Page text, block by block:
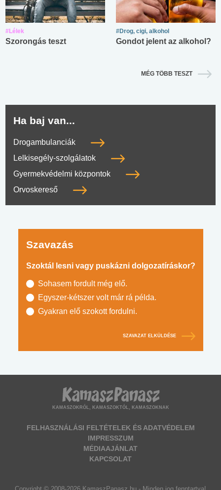
#Lélek
Szorongás teszt
#Drog, cigi, alkohol
Gondot jelent az alkohol?
MÉG TÖBB TESZT
Ha baj van...
Drogambulanciák
Lelkisegély-szolgálatok
Gyermekvédelmi központok
Orvoskereső
Szavazás
Szoktál lesni vagy puskázni dolgozatíráskor?
Sohasem fordult még elő.
Egyszer-kétszer volt már rá példa.
Gyakran elő szokott fordulni.
SZAVAZAT ELKÜLDÉSE
KAMASZOKRÓL, KAMASZOKTÓL, KAMASZOKNAK
FELHASZNÁLÁSI FELTÉTELEK ÉS ADATVÉDELEM
IMPRESSZUM
MÉDIAAJÁNLAT
KAPCSOLAT